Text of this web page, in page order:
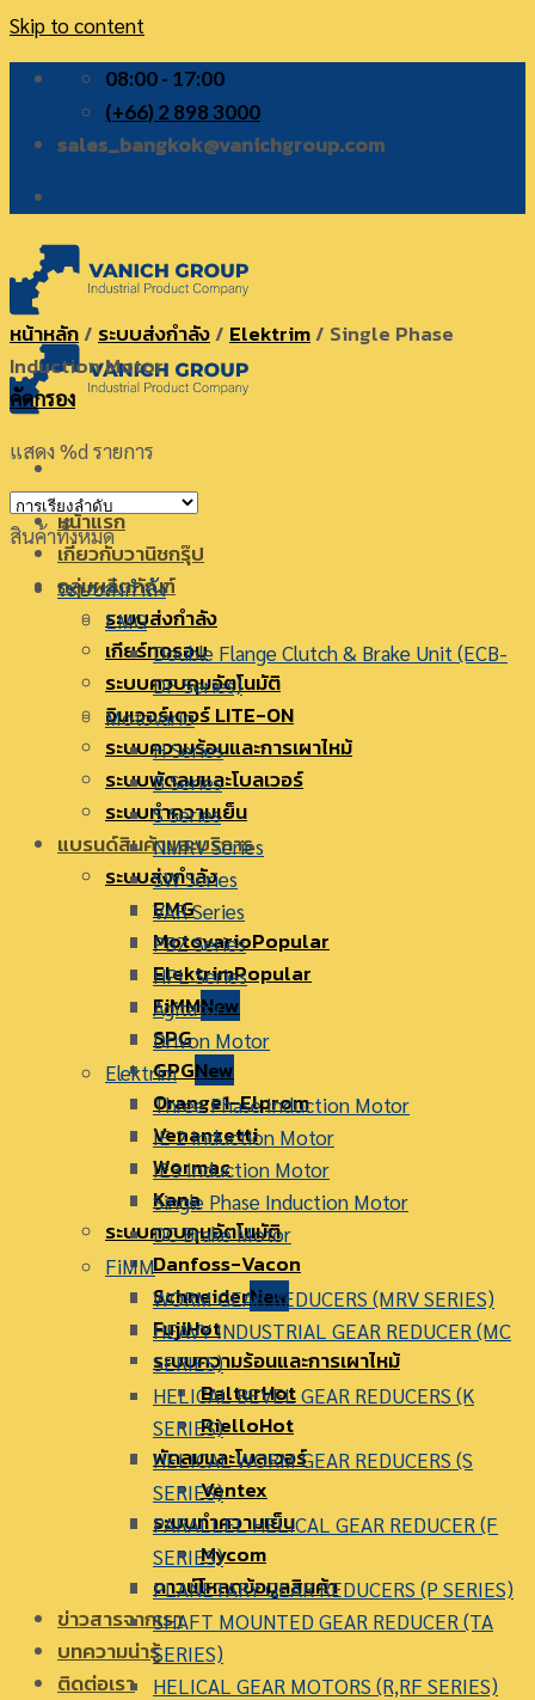
Skip to content
08:00 - 17:00
(+66) 2 898 3000
sales_bangkok@vanichgroup.com
หน้าแรก
เกี่ยวกับวานิชกรุ๊ป
กลุ่มผลิตภัณฑ์
ระบบส่งกำลัง
เกียร์ทดรอบ
ระบบควบคุมอัตโนมัติ
อินเวอร์เตอร์ LITE-ON
ระบบความร้อนและการเผาไหม้
ระบบพัดลมและโบลเวอร์
ระบบทำความเย็น
แบรนด์สินค้าและบริการ
ระบบส่งกำลัง
EMG
Motovario
Elektrim
FiMM
SPG
GPG
Orange1-Elprom
Venanzetti
Wormac
Kana
ระบบควบคุมอัตโนมัติ
Danfoss-Vacon
Schneider
Fuji
ระบบความร้อนและการเผาไหม้
Baltur
Riello
พัดลมและโบลเวอร์
Ventex
ระบบทำความเย็น
Mycom
ดาวน์โหลดข้อมูลสินค้า
ข่าวสารจากเรา
บทความน่ารู้
ติดต่อเรา
หน้าหลัก/ ระบบส่งกำลัง/ Elektrim/ Single Phase
Induction Motor
คัดกรอง
แสดง %d รายการ
สินค้าทั้งหมด
ระบบส่งกำลัง
EMG
Double Flange Clutch & Brake Unit (ECB-
DF Series)
Motovario
H Series
B Series
S Series
NMRV Series
SW Series
VAR Series
PBZ Series
HPL Series
Agitator
Drivon Motor
Elektrim
Three Phase Induction Motor
IE 2 Induction Motor
IE3 Induction Motor
Single Phase Induction Motor
DC Brake Motor
FiMM
WORM GEAR REDUCERS (MRV SERIES)
HEAVY INDUSTRIAL GEAR REDUCER (MC
SERIES)
HELICAL BEVEL GEAR REDUCERS (K
SERIES)
HELICAL WORM GEAR REDUCERS (S
SERIES)
PARALLEL HELICAL GEAR REDUCER (F
SERIES)
PLANETARY GEAR REDUCERS (P SERIES)
SHAFT MOUNTED GEAR REDUCER (TA
SERIES)
HELICAL GEAR MOTORS (R,RF SERIES)